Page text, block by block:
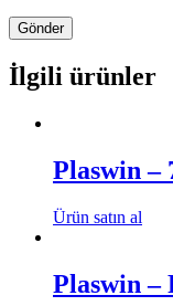
İlgili ürünler
Plaswin –
Ürün satın al
Plaswin –